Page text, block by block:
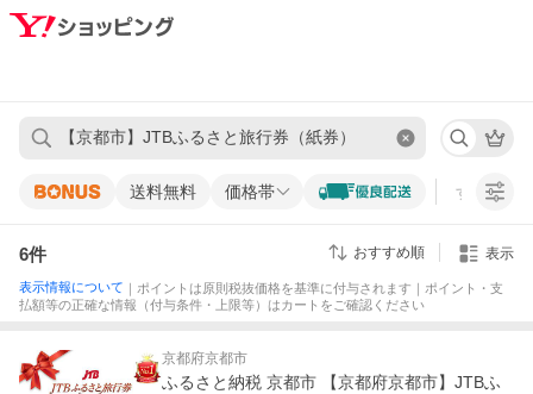
送料無料 価格帯 すべての条
6件 おすすめ順 表示
表示情報について ｜ポイントは原則税抜価格を基準に付与されます｜ポイント・支
払額等の正確な情報（付与条件・上限等）はカートをご確認ください
京都府京都市
ふるさと納税 京都市 【京都府京都市】JTBふ